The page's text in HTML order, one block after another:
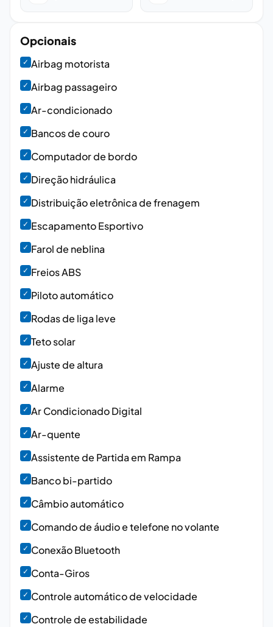
Opcionais
✓ Airbag motorista
✓ Airbag passageiro
✓ Ar-condicionado
✓ Bancos de couro
✓ Computador de bordo
✓ Direção hidráulica
✓ Distribuição eletrônica de frenagem
✓ Escapamento Esportivo
✓ Farol de neblina
✓ Freios ABS
✓ Piloto automático
✓ Rodas de liga leve
✓ Teto solar
✓ Ajuste de altura
✓ Alarme
✓ Ar Condicionado Digital
✓ Ar-quente
✓ Assistente de Partida em Rampa
✓ Banco bi-partido
✓ Câmbio automático
✓ Comando de áudio e telefone no volante
✓ Conexão Bluetooth
✓ Conta-Giros
✓ Controle automático de velocidade
✓ Controle de estabilidade